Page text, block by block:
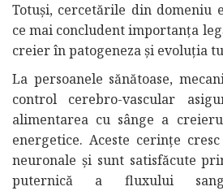
Totuși, cercetările din domeniu
ce mai concludent importanța
creier în patogeneza și evoluția
La persoanele sănătoase,
control cerebro-vascular
alimentarea cu sânge a
energetice. Aceste cerințe
neuronale și sunt satisfăcute
puternică a fluxului